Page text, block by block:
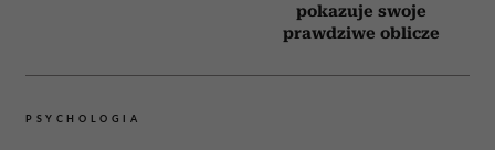
pokazuje swoje
prawdziwe oblicze
PSYCHOLOGIA